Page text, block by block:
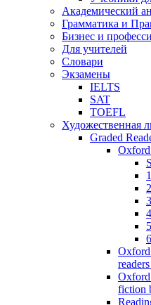
Академический
Грамматика и
Бизнес и
Для учителей
Словари
Экзамены
IELTS
SAT
TOEFL
Художественная
Graded
Oxford
Oxford
fiction